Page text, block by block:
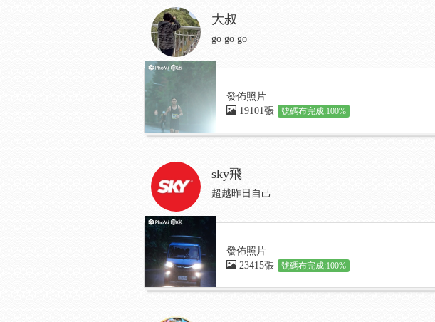
大叔
go go go
發佈照片
19101張
號碼布完成:100%
sky飛
超越昨日自己
發佈照片
23415張
號碼布完成:100%